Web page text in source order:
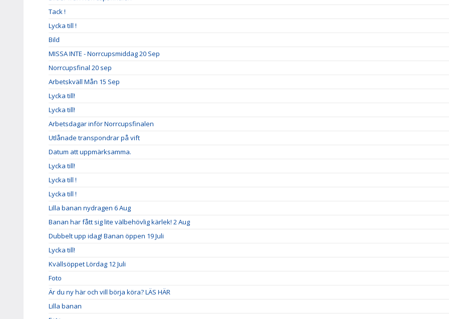
Tack !
Lycka till !
Bild
MISSA INTE - Norrcupsmiddag 20 Sep
Norrcupsfinal 20 sep
Arbetskväll Mån 15 Sep
Lycka till!
Lycka till!
Arbetsdagar inför Norrcupsfinalen
Utlånade transpondrar på vift
Datum att uppmärksamma.
Lycka till!
Lycka till !
Lycka till !
Lilla banan nydragen 6 Aug
Banan har fått sig lite välbehövlig kärlek! 2 Aug
Dubbelt upp idag! Banan öppen 19 Juli
Lycka till!
Kvällsöppet Lördag 12 Juli
Foto
Är du ny här och vill börja köra? LÄS HÄR
Lilla banan